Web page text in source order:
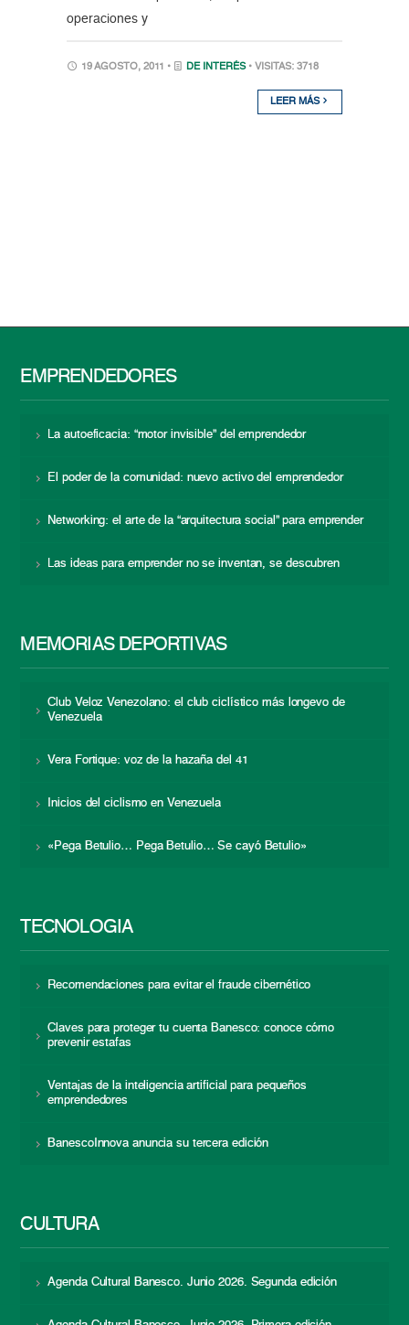
operaciones y
19 AGOSTO, 2011 • DE INTERÉS • VISITAS: 3718
LEER MÁS
EMPRENDEDORES
La autoeficacia: “motor invisible” del emprendedor
El poder de la comunidad: nuevo activo del emprendedor
Networking: el arte de la “arquitectura social” para emprender
Las ideas para emprender no se inventan, se descubren
MEMORIAS DEPORTIVAS
Club Veloz Venezolano: el club ciclístico más longevo de
Venezuela
Vera Fortique: voz de la hazaña del 41
Inicios del ciclismo en Venezuela
«Pega Betulio… Pega Betulio… Se cayó Betulio»
TECNOLOGÍA
Recomendaciones para evitar el fraude cibernético
Claves para proteger tu cuenta Banesco: conoce cómo
prevenir estafas
Ventajas de la inteligencia artificial para pequeños
emprendedores
BanescoInnova anuncia su tercera edición
CULTURA
Agenda Cultural Banesco. Junio 2026. Segunda edición